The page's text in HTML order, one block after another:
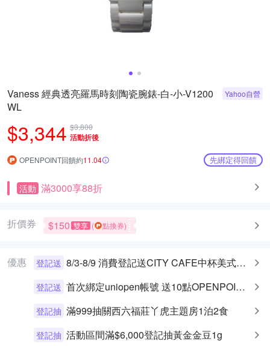
Vaness 經典透亮羅馬時刻陶瓷腕錶-白-小-V1200
WL
$3,344 $3,800
活動折後
Yahoo自營
OPENPOINT回饋約11.04 先綁定得回饋
活動 滿3000享88折
折價券 $150 雙享 ( 點換券)
優惠 登記送 8/3-8/9 消費登記送CITY CAFE中杯美式乙杯
登記送 首次綁定uniopen帳號 送10點OPENPOINT+統一布丁一個
登記抽 滿999抽關西六福莊丫虎主題房1泊2食
登記抽 活動區間滿$6,000登記抽黃金金豆1g